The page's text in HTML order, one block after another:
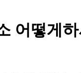
어떻게